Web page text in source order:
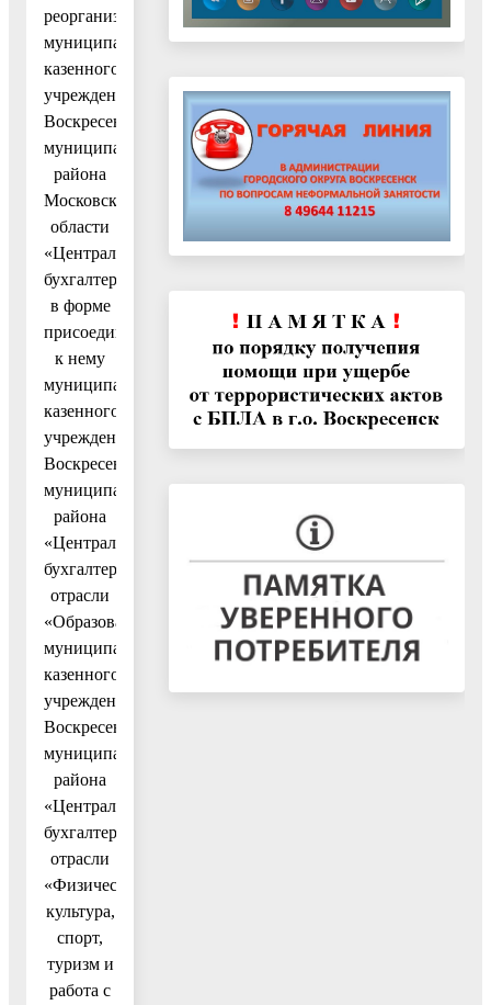
реорганизации
муниципального
казенного
учреждения
Воскресенского
муниципального
района
Московской
области
«Централизованная
бухгалтерия»
в форме
присоединения
к нему
муниципального
казенного
учреждения
Воскресенского
муниципального
района
«Централизованная
бухгалтерия
отрасли
«Образование»,
муниципального
казенного
учреждения
Воскресенского
муниципального
района
«Централизованная
бухгалтерия
отрасли
«Физическая
культура,
спорт,
туризм и
работа с